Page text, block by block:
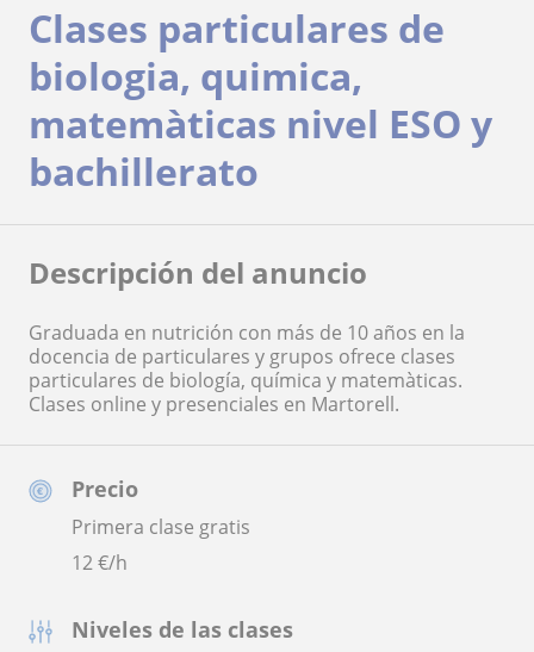
Precio
Primera clase gratis
12€/h
Niveles de las clases
Clases particulares de
biologia, quimica,
matemàticas nivel ESO y
bachillerato
Descripción del anuncio
Graduada en nutrición con más de 10 años en la
docencia de particulares y grupos ofrece clases
particulares de biología, química y matemàticas.
Clases online y presenciales en Martorell.